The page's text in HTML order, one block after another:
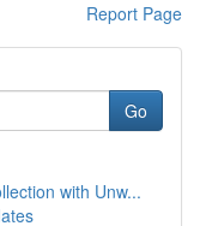
Report Page
Go
with Unw...